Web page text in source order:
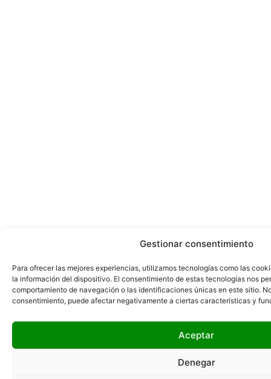
Gestionar consentimiento
Para ofrecer las mejores experiencias, utilizamos tecnologías como las
la información del dispositivo. El consentimiento de estas tecnologías nos
comportamiento de navegación o las identificaciones únicas en este sitio.
consentimiento, puede afectar negativamente a ciertas características y
Aceptar
Denegar